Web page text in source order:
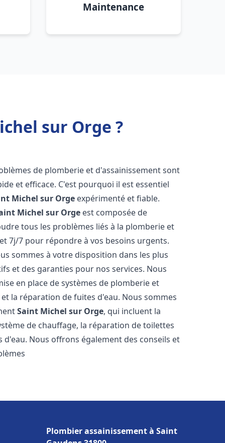
Maintenance
sur Orge ?
de plomberie et d'assainissement sont
et efficace. C'est pourquoi il est essentiel
Michel sur Orge expérimenté et fiable.
Michel sur Orge est composée de
tous les problèmes liés à la plomberie et
7j/7 pour répondre à vos besoins urgents.
sommes à votre disposition dans les plus
et des garanties pour nos services. Nous
en place de systèmes de plomberie et
la réparation de fuites d'eau. Nous sommes
Saint Michel sur Orge, qui incluent la
de chauffage, la réparation de toilettes
Nous offrons également des conseils et
Plombier assainissement à Saint